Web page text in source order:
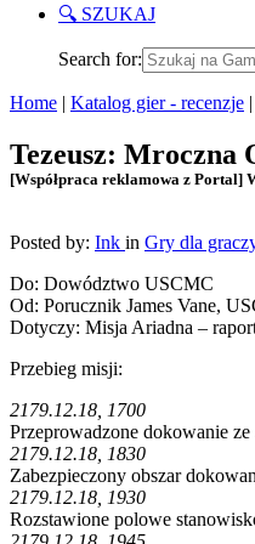
🔍 SZUKAJ
Search for:
Home | Katalog gier - recenzje |
Tezeusz: Mroczna
[Współpraca reklamowa z Portal]
Posted by: Ink in Gry dla
Do: Dowództwo USCMC
Od: Porucznik James Vane,
Dotyczy: Misja Ariadna –
Przebieg misji:
2179.12.18, 1700
Przeprowadzone dokowanie
2179.12.18, 1830
Zabezpieczony obszar
2179.12.18, 1930
Rozstawione polowe